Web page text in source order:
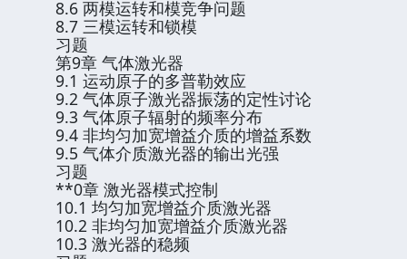
8.6 两模运转和模竞争问题
8.7 三模运转和锁模
习题
第9章 气体激光器
9.1 运动原子的多普勒效应
9.2 气体原子激光器振荡的定性讨论
9.3 气体原子辐射的频率分布
9.4 非均匀加宽增益介质的增益系数
9.5 气体介质激光器的输出光强
习题
**0章 激光器模式控制
10.1 均匀加宽增益介质激光器
10.2 非均匀加宽增益介质激光器
10.3 激光器的稳频